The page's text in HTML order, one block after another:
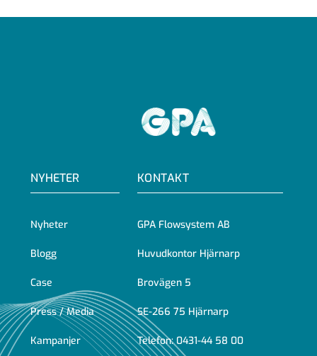
NYHETER
Nyheter
Blogg
Case
Press / Media
Kampanjer
KONTAKT
GPA Flowsystem AB
Huvudkontor Hjärnarp
Brovägen 5
SE-266 75 Hjärnarp
Telefon:0431-44 58 00